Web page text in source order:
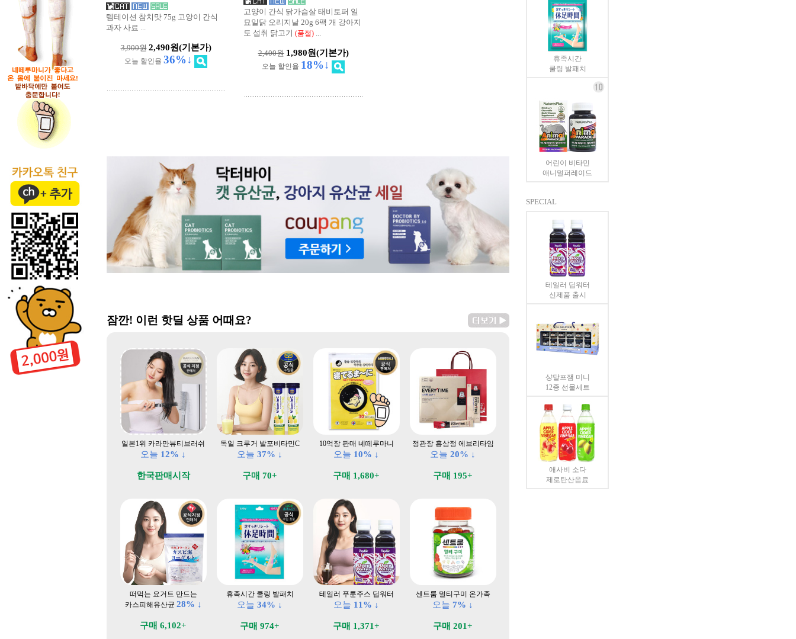
템테이션 참치맛 75g 고양이 간식
과자 사료 ...
3,900원 2,490원(기본가)
오늘 할인율 36%↓
고양이 간식 닭가슴살 태비토퍼 일
묘일닭 오리지날 20g 6팩 개 강아지
도 섭취 닭고기 (품절) ...
2,400원 1,980원(기본가)
오늘 할인율 18%↓
잠깐! 이런 핫딜 상품 어때요?
일본1위 카라만뷰티브러쉬
오늘 12% ↓
한국판매시작
독일 크루거 발포비타민C
오늘 37% ↓
구매 70+
10억장 판매 네떼루마니
오늘 10% ↓
구매 1,680+
정관장 홍삼정 에브리타임
오늘 20% ↓
구매 195+
떠먹는 요거트 만드는
카스피해유산균 28% ↓
구매 6,102+
휴족시간 쿨링 발패치
오늘 34% ↓
구매 974+
테일러 푸룬주스 딥워터
오늘 11% ↓
구매 1,371+
센트룸 멀티구미 온가족
오늘 7% ↓
구매 201+